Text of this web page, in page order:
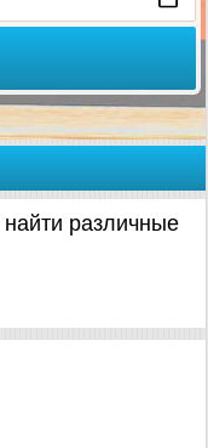
различные